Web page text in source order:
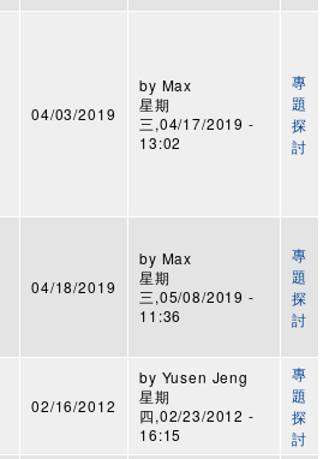
04/03/2019
by Max
星期
三,04/17/2019 -
13:02
專
題
探
討
04/18/2019
by Max
星期
三,05/08/2019 -
11:36
專
題
探
討
02/16/2012
by Yusen Jeng
星期
四,02/23/2012 -
16:15
專
題
探
討